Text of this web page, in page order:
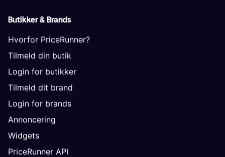
Butikker & Brands
Hvorfor PriceRunner?
Tilmeld din butik
Login for butikker
Tilmeld dit brand
Login for brands
Annoncering
Widgets
PriceRunner API